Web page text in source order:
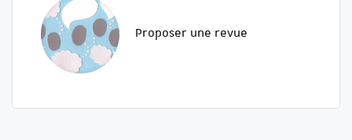
Proposer une revue